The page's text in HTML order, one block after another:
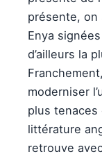
présente, on
Enya
d’ailleurs la
moderniser
plus
littérature
retrouve